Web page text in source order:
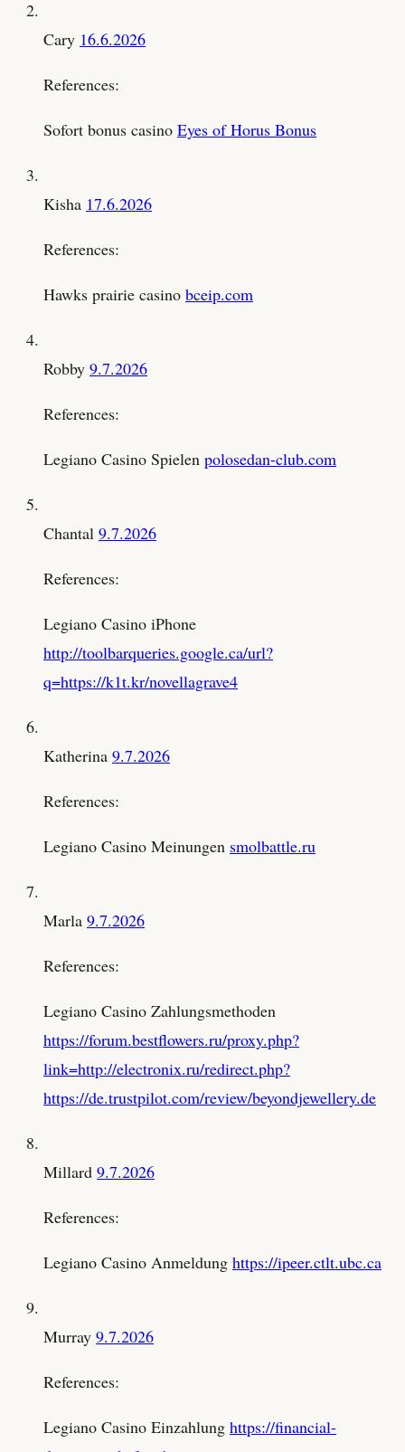
Cary 16.6.2026
References:
Sofort bonus casino Eyes of Horus Bonus
Kisha 17.6.2026
References:
Hawks prairie casino bceip.com
Robby 9.7.2026
References:
Legiano Casino Spielen polosedan-club.com
Chantal 9.7.2026
References:
Legiano Casino iPhone
http://toolbarqueries.google.ca/url?
q=https://k1t.kr/novellagrave4
Katherina 9.7.2026
References:
Legiano Casino Meinungen smolbattle.ru
Marla 9.7.2026
References:
Legiano Casino Zahlungsmethoden
https://forum.bestflowers.ru/proxy.php?
link=http://electronix.ru/redirect.php?
https://de.trustpilot.com/review/beyondjewellery.de
Millard 9.7.2026
References:
Legiano Casino Anmeldung https://ipeer.ctlt.ubc.ca
Murray 9.7.2026
References:
Legiano Casino Einzahlung https://financial-